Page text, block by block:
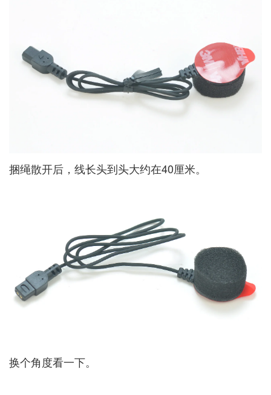
捆绳散开后，线长头到头大约在40厘米。
换个角度看一下。